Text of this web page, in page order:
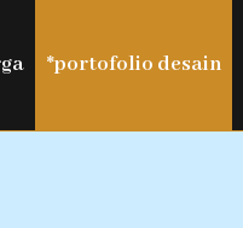
*portofolio desain